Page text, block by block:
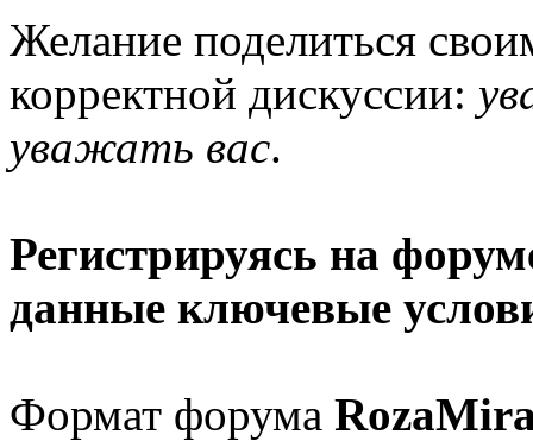
Желание поделиться
корректной дискуссии:
уважать вас.
Регистрируясь на
данные ключевые
Формат форума